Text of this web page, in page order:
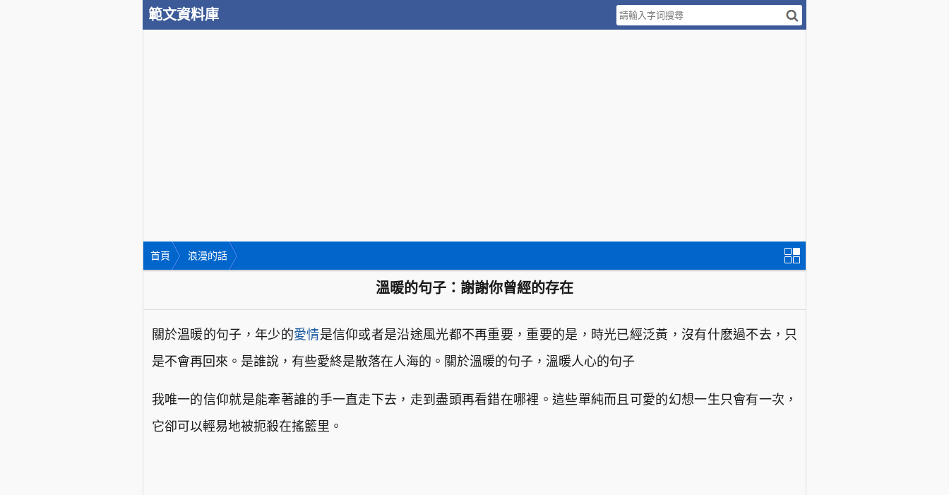
範文資料庫
首頁 浪漫的話
溫暖的句子：謝謝你曾經的存在
關於溫暖的句子，年少的愛情是信仰或者是沿途風光都不再重要，重要的是，時光已經泛黃，沒有什麽過不去，只
是不會再回來。是誰說，有些愛終是散落在人海的。關於溫暖的句子，溫暖人心的句子
我唯一的信仰就是能牽著誰的手一直走下去，走到盡頭再看錯在哪裡。這些單純而且可愛的幻想一生只會有一次，
它卻可以輕易地被扼殺在搖籃里。